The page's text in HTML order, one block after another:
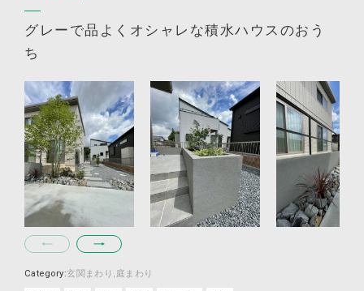
Category:玄関まわり 庭まわり
グレーで品よくオシャレな積水ハウスのおう
ち